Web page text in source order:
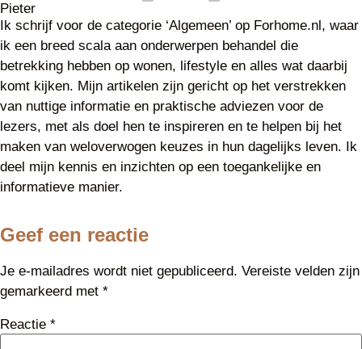
Pieter
Ik schrijf voor de categorie ‘Algemeen’ op Forhome.nl, waar
ik een breed scala aan onderwerpen behandel die
betrekking hebben op wonen, lifestyle en alles wat daarbij
komt kijken. Mijn artikelen zijn gericht op het verstrekken
van nuttige informatie en praktische adviezen voor de
lezers, met als doel hen te inspireren en te helpen bij het
maken van weloverwogen keuzes in hun dagelijks leven. Ik
deel mijn kennis en inzichten op een toegankelijke en
informatieve manier.
Geef een reactie
Je e-mailadres wordt niet gepubliceerd. Vereiste velden zijn
gemarkeerd met *
Reactie *